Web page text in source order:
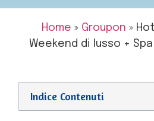
Home » Groupon »
Weekend di lusso +
Indice Contenuti